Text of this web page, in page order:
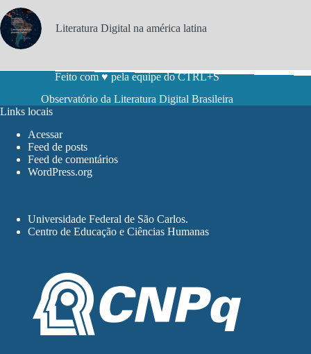
Literatura Digital na américa latina
Feito com ♥ pela equipe do CTRL+S
Observatório da Literatura Digital Brasileira
Links locais
Acessar
Feed de posts
Feed de comentários
WordPress.org
Universidade Federal de São Carlos.
Centro de Educação e Ciências Humanas